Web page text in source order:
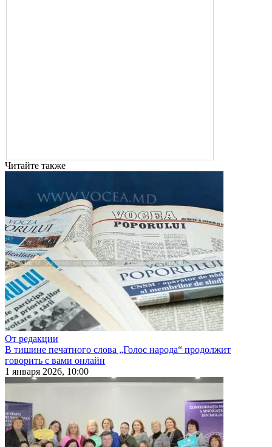
Читайте также
От редакции
В тишине печатного слова „Голос народа“ продолжит
говорить с вами онлайн
1 января 2026, 10:00